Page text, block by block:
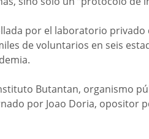
por el laboratorio privado
de voluntarios en seis
Butantan, organismo
por Joao Doria, opositor